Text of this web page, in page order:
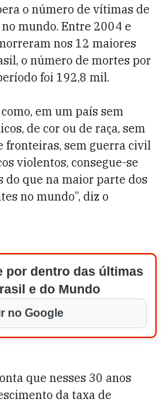
o número de vítimas de
mundo. Entre 2004 e
nos 12 maiores
o número de mortes por
foi 192,8 mil.
em um país sem
de cor ou de raça, sem
sem guerra civil
violentos, consegue-se
que na maior parte dos
no mundo”, diz o
por dentro das últimas
e do Mundo
no Google
que nesses 30 anos
da taxa de